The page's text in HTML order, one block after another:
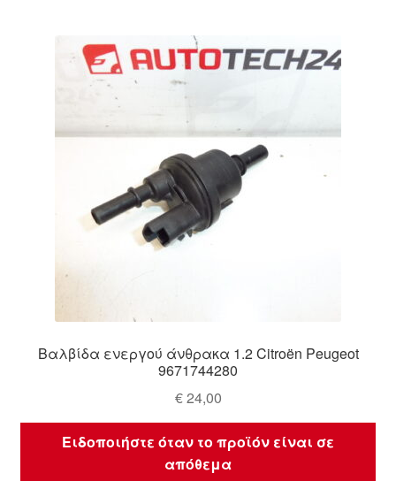
Βαλβίδα ενεργού άνθρακα 1.2 Citroën Peugeot
9671744280
€24,00
Ειδοποιήστε όταν το προϊόν είναι σε
απόθεμα